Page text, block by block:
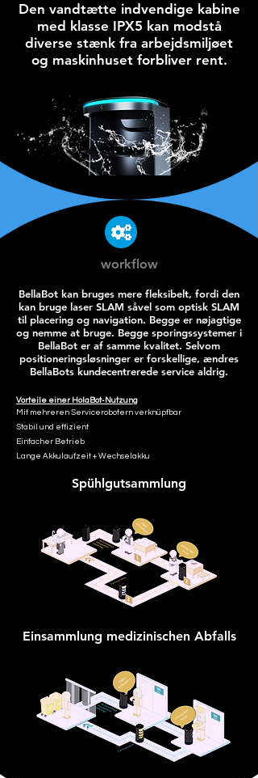
Den vandtætte indvendige kabine
med klasse IPX5 kan modstå
diverse stænk fra arbejdsmiljøet
og maskinhuset forbliver rent.
workflow
BellaBot kan bruges mere fleksibelt, fordi den
kan bruge laser SLAM såvel som optisk SLAM
til placering og navigation. Begge er nøjagtige
og nemme at bruge. Begge sporingssystemer i
BellaBot er af samme kvalitet. Selvom
positioneringsløsninger er forskellige, ændres
BellaBots kundecentrerede service aldrig.
Vorteile einer HolaBot-Nutzung
Mit mehreren Servicerobotern verknüpfbar
Stabil und effizient
Einfacher Betrieb
Lange Akkulaufzeit + Wechselakku
Spühlgutsammlung
Einsammlung medizinischen Abfalls